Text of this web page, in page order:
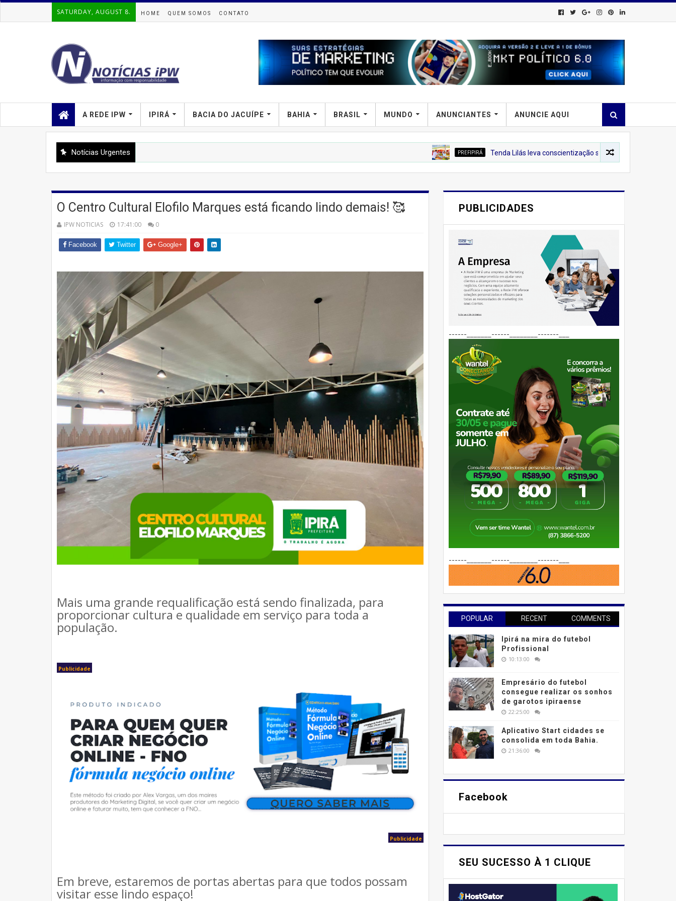
SATURDAY, AUGUST 8. HOME QUEM SOMOS CONTATO
A REDE IPW IPIRÁ BACIA DO JACUÍPE BAHIA BRASIL MUNDO ANUNCIANTES ANUNCIE AQUI
Notícias Urgentes PREFIPIRÁ Tenda Lilás leva conscientização sobre o combate à violência contra a
O Centro Cultural Elofilo Marques está ficando lindo demais! 🥰
IPW NOTICIAS 17:41:00 0
Facebook Twitter Google+
Mais uma grande requalificação está sendo finalizada, para
proporcionar cultura e qualidade em serviço para toda a
população.
Publicidade
Publicidade
Em breve, estaremos de portas abertas para que todos possam
visitar esse lindo espaço!
PUBLICIDADES
------_______------________-------___
------_______------________-------___
POPULAR RECENT COMMENTS
Ipirá na mira do futebol
Profissional
10:13:00
Empresário do futebol
consegue realizar os sonhos
de garotos ipiraense
22:25:00
Aplicativo Start cidades se
consolida em toda Bahia.
21:36:00
Facebook
SEU SUCESSO À 1 CLIQUE